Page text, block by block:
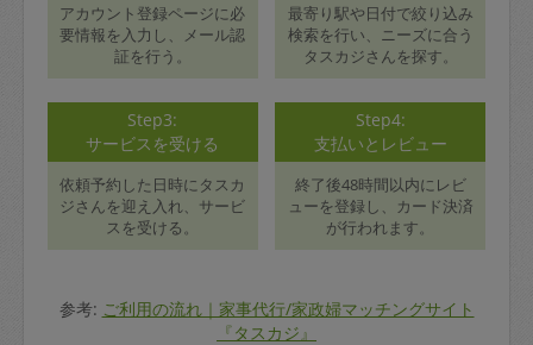
アカウント登録ページに必
要情報を入力し、メール認
証を行う。
最寄り駅や日付で絞り込み
検索を行い、ニーズに合う
タスカジさんを探す。
Step3:
サービスを受ける
依頼予約した日時にタスカ
ジさんを迎え入れ、サービ
スを受ける。
Step4:
支払いとレビュー
終了後48時間以内にレビ
ューを登録し、カード決済
が行われます。
参考: ご利用の流れ｜家事代行/家政婦マッチングサイト
『タスカジ』